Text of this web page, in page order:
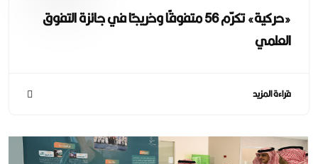
«حركية» تكرّم 56 متفوقًا وخريجًا في جائزة التفوق
العلمي
قراءة المزيد